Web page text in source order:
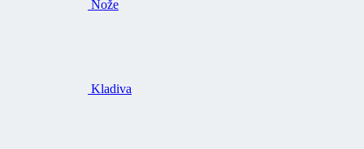
Nože
Kladiva